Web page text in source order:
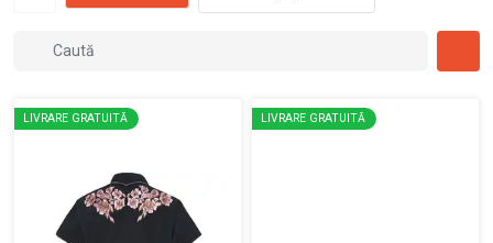
LIVRARE GRATUITĂ LIVRARE GRATUITĂ